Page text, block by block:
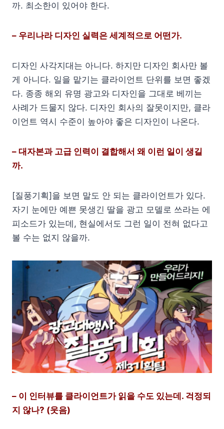
까. 최소한이 있어야 한다.
– 우리나라 디자인 실력은 세계적으로 어떤가.
디자인 사각지대는 아니다. 하지만 디자인 회사만 볼
게 아니다. 일을 맡기는 클라이언트 단위를 보면 좋겠
다. 종종 해외 유명 광고와 디자인을 그대로 베끼는
사례가 드물지 않다. 디자인 회사의 잘못이지만, 클라
이언트 역시 수준이 높아야 좋은 디자인이 나온다.
– 대자본과 고급 인력이 결합해서 왜 이런 일이 생길
까.
[질풍기획]을 보면 말도 안 되는 클라이언트가 있다.
자기 눈에만 예쁜 못생긴 딸을 광고 모델로 쓰라는 에
피소드가 있는데, 현실에서도 그런 일이 전혀 없다고
볼 수는 없지 않을까.
– 이 인터뷰를 클라이언트가 읽을 수도 있는데. 걱정되
지 않나? (웃음)